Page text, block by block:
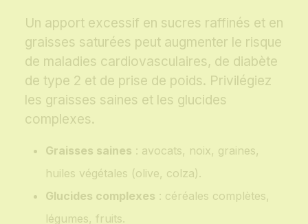
Un apport excessif en sucres raffinés et en
graisses saturées peut augmenter le risque
de maladies cardiovasculaires, de diabète
de type 2 et de prise de poids. Privilégiez
les graisses saines et les glucides
complexes.
Graisses saines : avocats, noix, graines,
huiles végétales (olive, colza).
Glucides complexes : céréales complètes,
légumes, fruits.